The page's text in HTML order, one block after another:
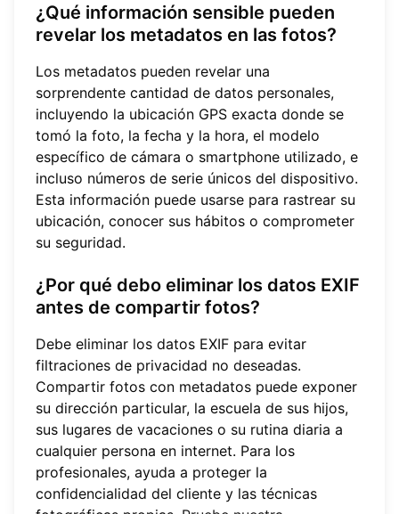
¿Qué información sensible pueden
revelar los metadatos en las fotos?
Los metadatos pueden revelar una
sorprendente cantidad de datos personales,
incluyendo la ubicación GPS exacta donde se
tomó la foto, la fecha y la hora, el modelo
específico de cámara o smartphone utilizado, e
incluso números de serie únicos del dispositivo.
Esta información puede usarse para rastrear su
ubicación, conocer sus hábitos o comprometer
su seguridad.
¿Por qué debo eliminar los datos EXIF
antes de compartir fotos?
Debe eliminar los datos EXIF para evitar
filtraciones de privacidad no deseadas.
Compartir fotos con metadatos puede exponer
su dirección particular, la escuela de sus hijos,
sus lugares de vacaciones o su rutina diaria a
cualquier persona en internet. Para los
profesionales, ayuda a proteger la
confidencialidad del cliente y las técnicas